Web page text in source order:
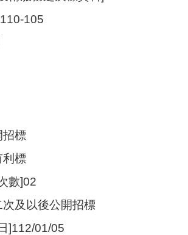
105
招標
利標
數]02
及以後公開招標
]112/01/05